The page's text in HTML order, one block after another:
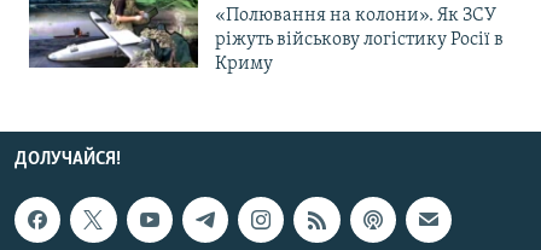
«Полювання на колони». Як ЗСУ
ріжуть військову логістику Росії в
Криму
ДОЛУЧАЙСЯ!